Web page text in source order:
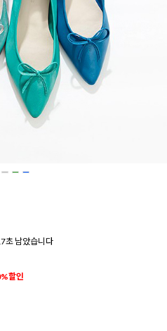
초 남았습니다
%할인